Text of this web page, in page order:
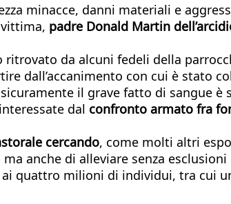
minacce, danni materiali e
padre Donald Martin
da alcuni fedeli della
dall’accanimento con cui è stato
il grave fatto di sangue
dal confronto armato fra
cercando, come molti altri
anche di alleviare senza esclusioni
quattro milioni di individui, tra cui